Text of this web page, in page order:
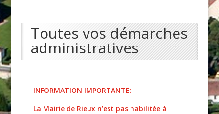
Toutes vos démarches
administratives
INFORMATION IMPORTANTE:
La Mairie de Rieux n’est pas habilitée à